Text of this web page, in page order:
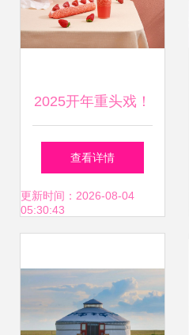
2025开年重头戏！
奈雪的茶烘焙革命
近50款现烤新品与
查看详情
更新时间：2026-08-04
05:30:43